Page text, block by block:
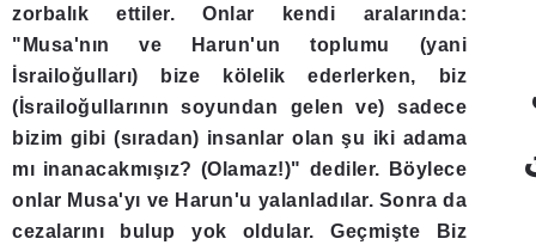
zorbalık ettiler. Onlar kendi aralarında:
"Musa'nın ve Harun'un toplumu (yani
İsrailoğulları) bize kölelik ederlerken, biz
(İsrailoğullarının soyundan gelen ve) sadece
bizim gibi (sıradan) insanlar olan şu iki adama
mı inanacakmışız? (Olamaz!)" dediler. Böylece
onlar Musa'yı ve Harun'u yalanladılar. Sonra da
cezalarını bulup yok oldular. Geçmişte Biz